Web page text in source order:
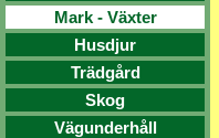
Mark - Växter
Husdjur
Trädgård
Skog
Vägunderhåll